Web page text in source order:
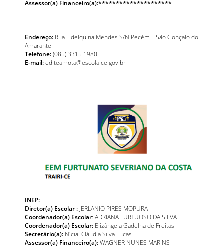
Assessor(a) Financeiro(a):*********************
Endereço: Rua Fidelquina Mendes S/N Pecém – São Gonçalo do
Amarante
Telefone:(085) 3315 1980
E-mail:editeamota@escola.ce.gov.br
INEP:
Diretor(a) Escolar : JERLANIO PIRES MOPURA
Coordenador(a) Escolar: ADRIANA FURTUOSO DA SILVA
Coordenador(a) Escolar: Elizângela Gadelha de Freitas
Secretário(a): Nícia Cláudia Silva Lucas
Assessor(a) Financeiro(a):WAGNER NUNES MARINS